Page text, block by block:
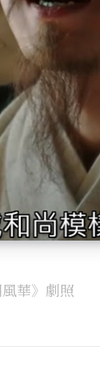
風華》劇照